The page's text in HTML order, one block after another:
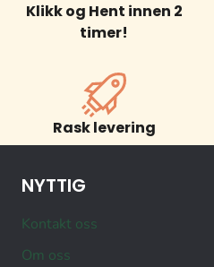
Klikk og Hent innen 2
timer!
Rask levering
NYTTIG
Kontakt oss
Om oss